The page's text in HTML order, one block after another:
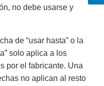
no debe usarse y
de “usar hasta” o la
solo aplica a los
por el fabricante. Una
no aplican al resto